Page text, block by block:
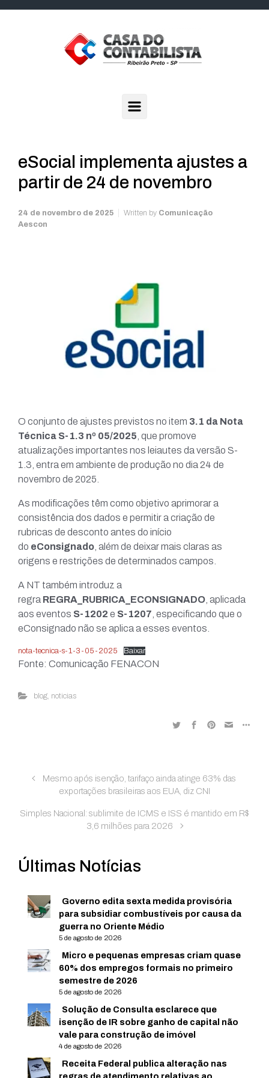
eSocial implementa ajustes a
partir de 24 de novembro
24 de novembro de 2025 Written by Comunicação
Aescon
O conjunto de ajustes previstos no item 3.1 da Nota
Técnica S-1.3 nº 05/2025 , que promove
atualizações importantes nos leiautes da versão S-
1.3, entra em ambiente de produção no dia 24 de
novembro de 2025.
As modificações têm como objetivo aprimorar a
consistência dos dados e permitir a criação de
rubricas de desconto antes do início
do eConsignado , além de deixar mais claras as
origens e restrições de determinados campos.
A NT também introduz a
regra REGRA_RUBRICA_ECONSIGNADO , aplicada
aos eventos S-1202 e S-1207 , especificando que o
eConsignado não se aplica a esses eventos.
nota-tecnica-s-1-3-05-2025 Baixar
Fonte: Comunicação FENACON
blog, noticias
Mesmo após isenção, tarifaço ainda atinge 63% das
exportações brasileiras aos EUA, diz CNI
Simples Nacional: sublimite de ICMS e ISS é mantido em R$
3,6 milhões para 2026
Últimas Notícias
Governo edita sexta medida provisória
para subsidiar combustíveis por causa da
guerra no Oriente Médio
5 de agosto de 2026
Micro e pequenas empresas criam quase
60% dos empregos formais no primeiro
semestre de 2026
5 de agosto de 2026
Solução de Consulta esclarece que
isenção de IR sobre ganho de capital não
vale para construção de imóvel
4 de agosto de 2026
Receita Federal publica alteração nas